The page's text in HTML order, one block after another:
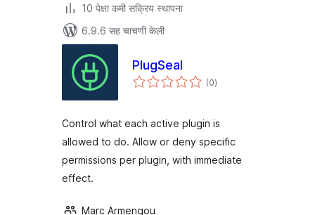
10 पेक्षा कमी सक्रिय स्थापना
6.9.6 सह चाचणी केली
PlugSeal
(0एकूण
मूल्यांकन
)
Control what each active plugin is
allowed to do. Allow or deny specific
permissions per plugin, with immediate
effect.
Marc Armengou